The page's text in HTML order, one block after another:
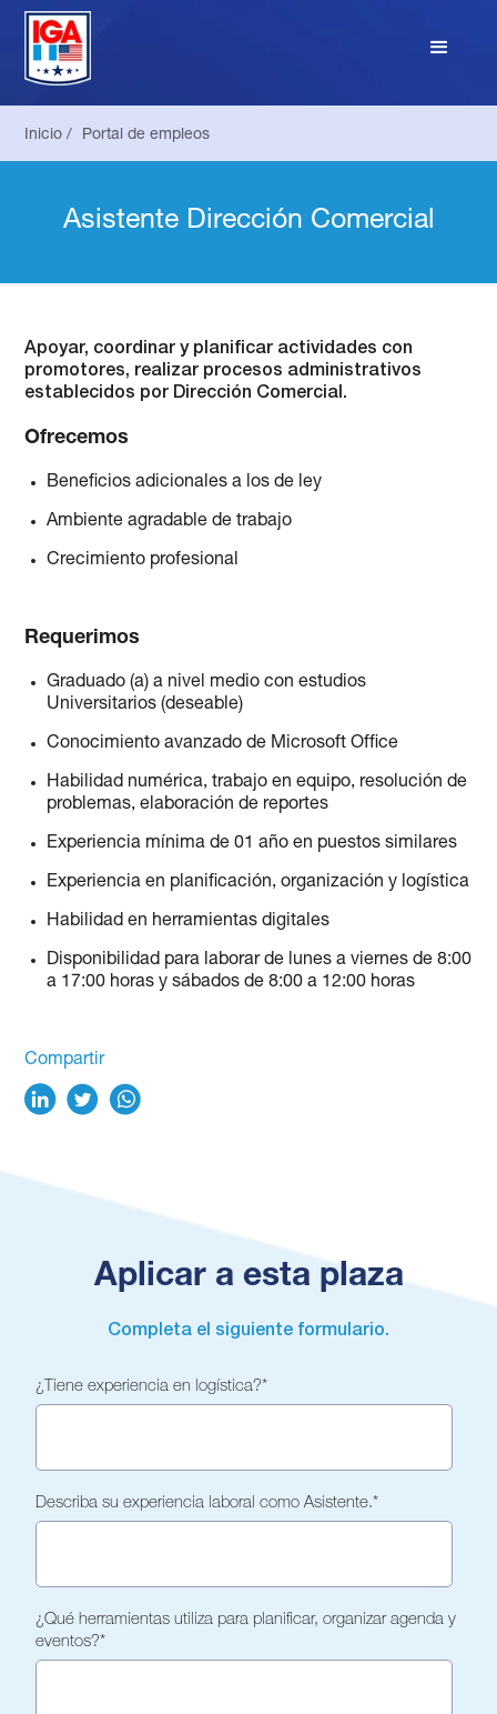
Inicio / Portal de empleos
Asistente Dirección Comercial
Apoyar, coordinar y planificar actividades con
promotores, realizar procesos administrativos
establecidos por Dirección Comercial.
Ofrecemos
Beneficios adicionales a los de ley
Ambiente agradable de trabajo
Crecimiento profesional
Requerimos
Graduado (a) a nivel medio con estudios
Universitarios (deseable)
Conocimiento avanzado de Microsoft Office
Habilidad numérica, trabajo en equipo, resolución de
problemas, elaboración de reportes
Experiencia mínima de 01 año en puestos similares
Experiencia en planificación, organización y logística
Habilidad en herramientas digitales
Disponibilidad para laborar de lunes a viernes de 8:00
a 17:00 horas y sábados de 8:00 a 12:00 horas
Compartir
Aplicar a esta plaza
Completa el siguiente formulario.
¿Tiene experiencia en logística?*
Describa su experiencia laboral como Asistente.*
¿Qué herramientas utiliza para planificar, organizar agenda y
eventos?*